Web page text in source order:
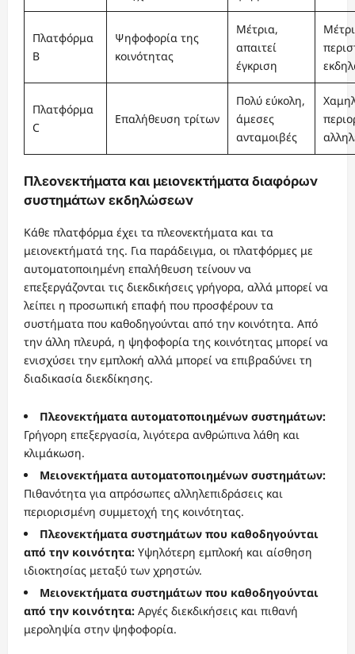
Πλατφόρμα
B
Ψηφοφορία της
κοινότητας
Μέτρια,
απαιτεί
έγκριση
Πλατφόρμα
C
Επαλήθευση τρίτων
Πολύ εύκολη,
άμεσες
ανταμοιβές
Πλεονεκτήματα και μειονεκτήματα διαφόρων
συστημάτων εκδηλώσεων
Κάθε πλατφόρμα έχει τα πλεονεκτήματα και τα
μειονεκτήματά της. Για παράδειγμα, οι πλατφόρμες με
αυτοματοποιημένη επαλήθευση τείνουν να
επεξεργάζονται τις διεκδικήσεις γρήγορα, αλλά μπορεί να
λείπει η προσωπική επαφή που προσφέρουν τα
συστήματα που καθοδηγούνται από την κοινότητα. Από
την άλλη πλευρά, η ψηφοφορία της κοινότητας μπορεί να
ενισχύσει την εμπλοκή αλλά μπορεί να επιβραδύνει τη
διαδικασία διεκδίκησης.
Πλεονεκτήματα αυτοματοποιημένων συστημάτων:
Γρήγορη επεξεργασία, λιγότερα ανθρώπινα λάθη και
κλιμάκωση.
Μειονεκτήματα αυτοματοποιημένων συστημάτων:
Πιθανότητα για απρόσωπες αλληλεπιδράσεις και
περιορισμένη συμμετοχή της κοινότητας.
Πλεονεκτήματα συστημάτων που καθοδηγούνται
από την κοινότητα: Υψηλότερη εμπλοκή και αίσθηση
ιδιοκτησίας μεταξύ των χρηστών.
Μειονεκτήματα συστημάτων που καθοδηγούνται
από την κοινότητα: Αργές διεκδικήσεις και πιθανή
μεροληψία στην ψηφοφορία.